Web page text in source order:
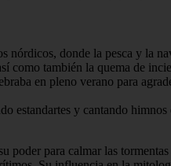
nórdicos, donde la pesca y la
como también la quema de
en pleno verano para
estandartes y cantando
para calmar las